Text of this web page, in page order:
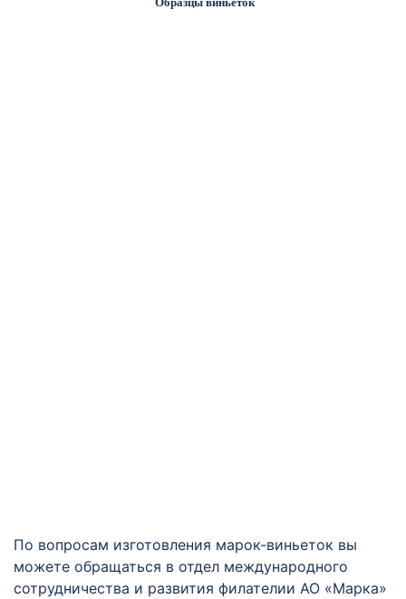
По вопросам изготовления марок-виньеток вы
можете обращаться в отдел международного
сотрудничества и развития филателии АО «Марка»